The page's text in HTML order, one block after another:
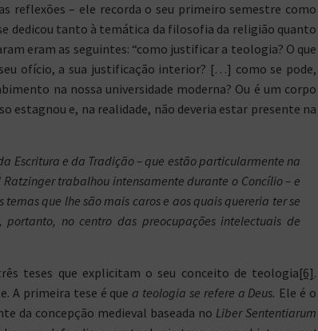
reflexões – ele recorda o seu primeiro semestre como
dedicou tanto à temática da filosofia da religião quanto
eram as seguintes: “como justificar a teologia? O que
ofício, a sua justificação interior? […] como se pode,
na nossa universidade moderna? Ou é um corpo
estagnou e, na realidade, não deveria estar presente na
Escritura e da Tradição – que estão particularmente na
trabalhou intensamente durante o Concílio – e
que lhe são mais caros e aos quais quereria ter se
no centro das preocupações intelectuais de
teses que explicitam o seu conceito de teologia[6].
A primeira tese é que a teologia se refere a Deus. Ele é o
da concepção medieval baseada no Liber Sententiarum